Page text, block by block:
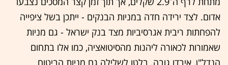
אדום. לצד ירידה חדה במניות הבנקים - ייתכן בשל ציפייה
להפחתות ריבית אגרסיביות מצד בנק ישראל - גם מניות
שאמורות לכאורה ליהנות מהסיטואציה, כמו אלו בתחום